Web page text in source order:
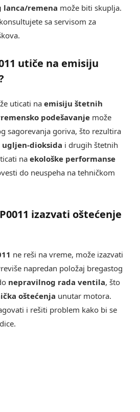
lanca/remena može biti skuplja.
sa servisom za
utiče na emisiju
uticati na emisiju štetnih
podešavanje može
sagorevanja goriva, što rezultira
ugljen-dioksida i drugih štetnih
na ekološke performanse
do neuspeha na tehničkom
izazvati oštećenje
ne reši na vreme, može izazvati
napredan položaj bregastog
nepravilnog rada ventila, što
oštećenja unutar motora.
i rešiti problem kako bi se